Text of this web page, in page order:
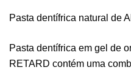
Pasta dentífrica natural de
Pasta dentífrica em gel de
RETARD contém uma